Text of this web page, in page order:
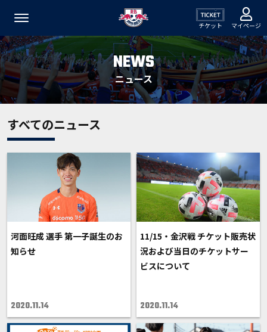
チケット マイページ
NEWS
ニュース
すべてのニュース
河面旺成 選手 第一子誕生のお
知らせ
2020.11.14
11/15・金沢戦 チケット販売状
況および当日のチケットサー
ビスについて
2020.11.14